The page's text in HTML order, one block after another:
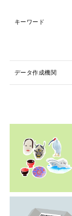
キーワード
データ作成機関